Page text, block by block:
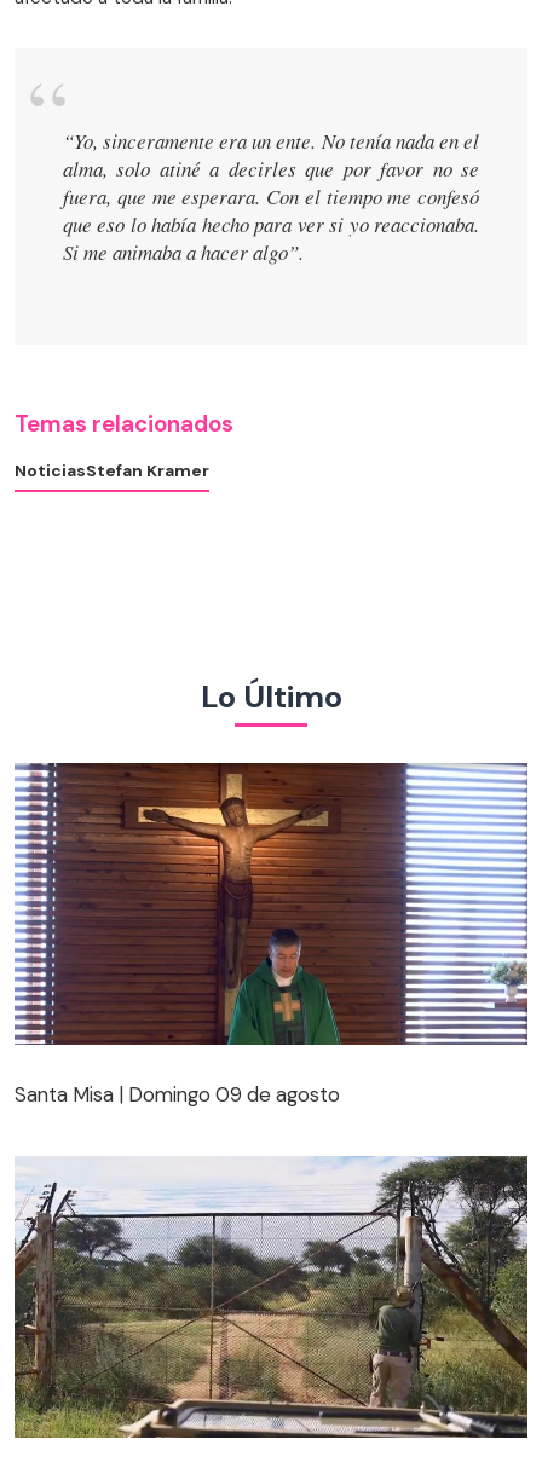
“Yo, sinceramente era un ente. No tenía nada en el
alma, solo atiné a decirles que por favor no se
fuera, que me esperara. Con el tiempo me confesó
que eso lo había hecho para ver si yo reaccionaba.
Si me animaba a hacer algo”.
Temas relacionados
NoticiasStefan Kramer
Lo Último
Santa Misa | Domingo 09 de agosto